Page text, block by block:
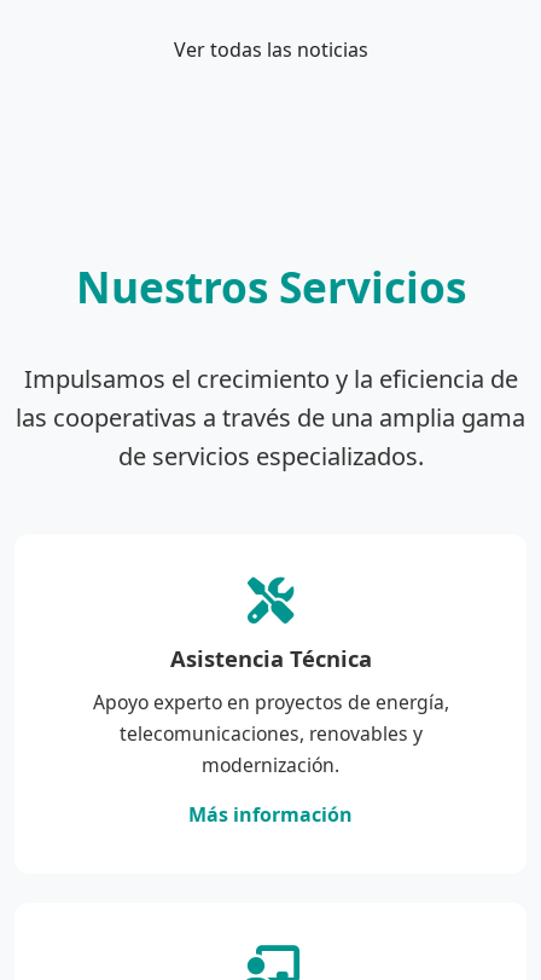
Ver todas las noticias
Nuestros Servicios
Impulsamos el crecimiento y la eficiencia de
las cooperativas a través de una amplia gama
de servicios especializados.
Asistencia Técnica
Apoyo experto en proyectos de energía,
telecomunicaciones, renovables y
modernización.
Más información